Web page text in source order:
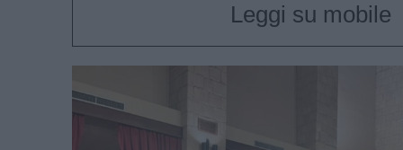
Leggi su mobile